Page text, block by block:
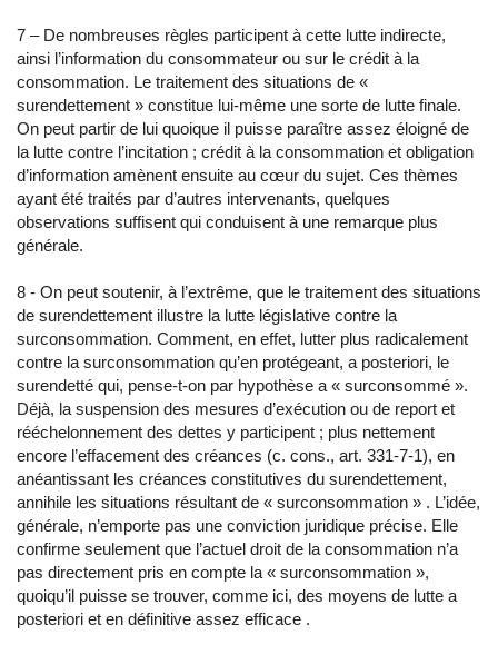
7 – De nombreuses règles participent à cette lutte indirecte,
ainsi l’information du consommateur ou sur le crédit à la
consommation. Le traitement des situations de «
surendettement » constitue lui-même une sorte de lutte finale.
On peut partir de lui quoique il puisse paraître assez éloigné de
la lutte contre l’incitation ; crédit à la consommation et obligation
d’information amènent ensuite au cœur du sujet. Ces thèmes
ayant été traités par d’autres intervenants, quelques
observations suffisent qui conduisent à une remarque plus
générale.
8 - On peut soutenir, à l’extrême, que le traitement des situations
de surendettement illustre la lutte législative contre la
surconsommation. Comment, en effet, lutter plus radicalement
contre la surconsommation qu’en protégeant, a posteriori, le
surendetté qui, pense-t-on par hypothèse a « surconsommé ».
Déjà, la suspension des mesures d’exécution ou de report et
rééchelonnement des dettes y participent ; plus nettement
encore l’effacement des créances (c. cons., art. 331-7-1), en
anéantissant les créances constitutives du surendettement,
annihile les situations résultant de « surconsommation » . L’idée,
générale, n’emporte pas une conviction juridique précise. Elle
confirme seulement que l’actuel droit de la consommation n’a
pas directement pris en compte la « surconsommation »,
quoiqu’il puisse se trouver, comme ici, des moyens de lutte a
posteriori et en définitive assez efficace .